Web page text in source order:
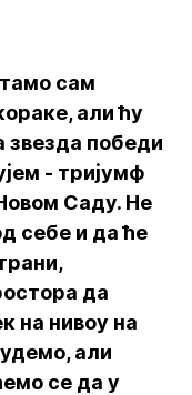
сам
али ћу
звезда победи
- тријумф
Саду. Не
себе и да ће
да
на нивоу на
али
се да у